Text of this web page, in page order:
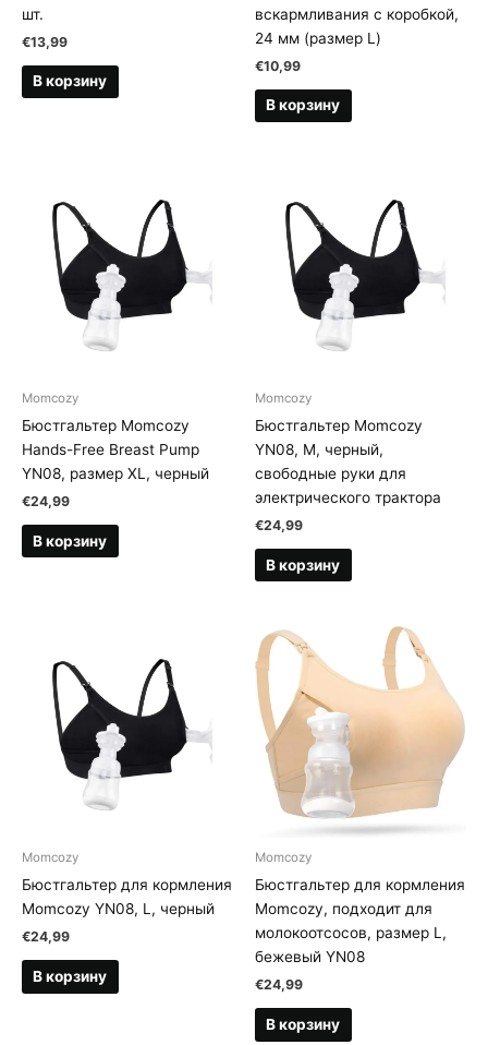
шт.
€13,99
В корзину
вскармливания с коробкой,
24 мм (размер L)
€10,99
В корзину
Momcozy
Бюстгальтер Momcozy
Hands-Free Breast Pump
YN08, размер XL, черный
€24,99
В корзину
Momcozy
Бюстгальтер Momcozy
YN08, M, черный,
свободные руки для
электрического трактора
€24,99
В корзину
Momcozy
Бюстгальтер для кормления
Momcozy YN08, L, черный
€24,99
В корзину
Momcozy
Бюстгальтер для кормления
Momcozy, подходит для
молокоотсосов, размер L,
бежевый YN08
€24,99
В корзину